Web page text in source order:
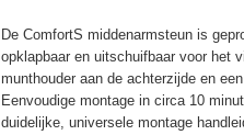
De ComfortS middenarmsteun is
opklapbaar en uitschuifbaar voor het
munthouder aan de achterzijde en
Eenvoudige montage in circa 10
duidelijke, universele montage